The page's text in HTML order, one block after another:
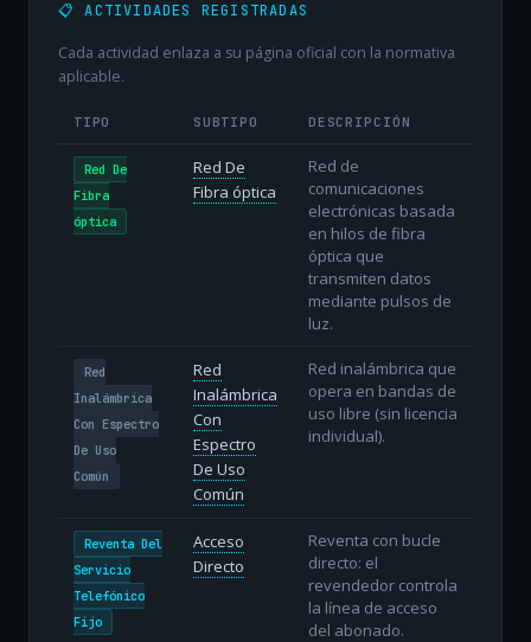
📋 ACTIVIDADES REGISTRADAS
Cada actividad enlaza a su página oficial con la normativa
aplicable.
TIPO SUBTIPO DESCRIPCIÓN
Red De
Fibra
óptica
Red De
Fibra óptica
Red de
comunicaciones
electrónicas basada
en hilos de fibra
óptica que
transmiten datos
mediante pulsos de
luz.
Red
Inalámbrica
Con Espectro
De Uso
Común
Red
Inalámbrica
Con
Espectro
De Uso
Común
Red inalámbrica que
opera en bandas de
uso libre (sin licencia
individual).
Reventa Del
Servicio
Telefónico
Fijo
Acceso
Directo
Reventa con bucle
directo: el
revendedor controla
la línea de acceso
del abonado.